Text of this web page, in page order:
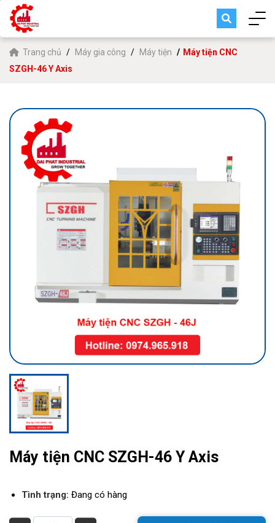
Trang chủ Máy gia công Máy tiện
Máy tiện CNC
SZGH-46 Y Axis
Máy tiện CNC SZGH-46 Y Axis
Tình trạng: Đang có hàng